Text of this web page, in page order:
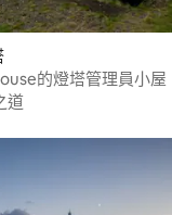
的燈塔管理員小屋
道